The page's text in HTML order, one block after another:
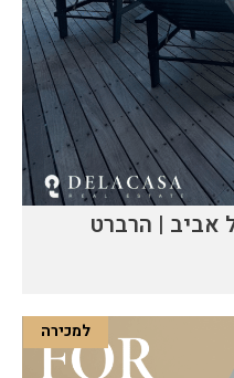
אביב | הרברט
למכירה